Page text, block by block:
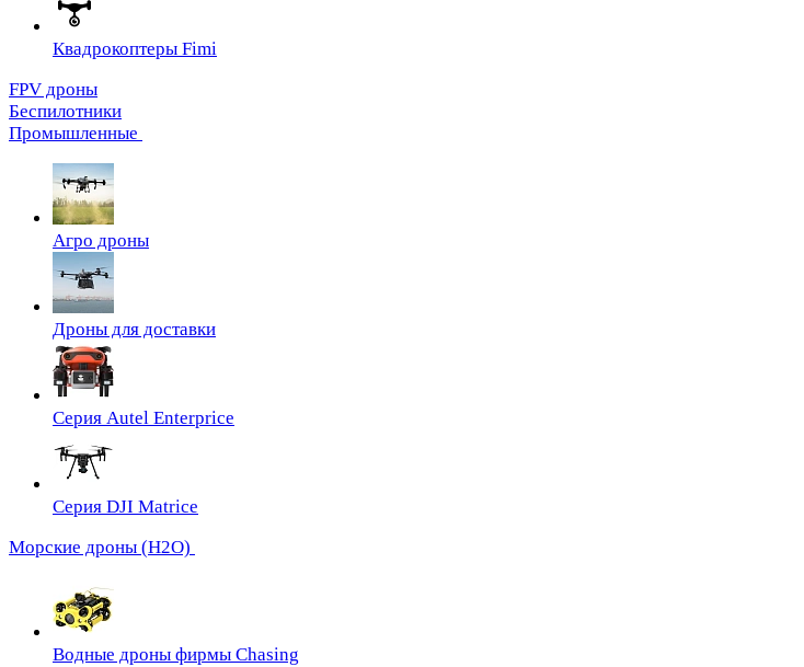
Квадрокоптеры Fimi
FPV дроны
Беспилотники
Промышленные
Агро дроны
Дроны для доставки
Серия Autel Enterprice
Серия DJI Matrice
Морские дроны (H2O)
Водные дроны фирмы Chasing